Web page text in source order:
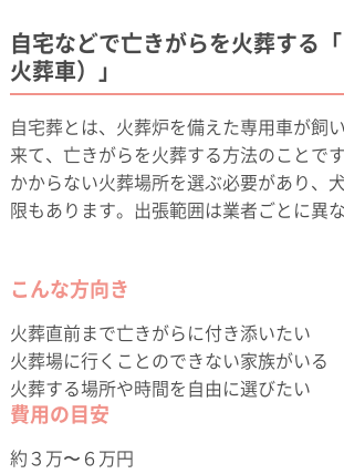
自宅などで亡きがらを火葬する
火葬車）」
自宅葬とは、火葬炉を備えた専用車が飼
来て、亡きがらを火葬する方法のことで
かからない火葬場所を選ぶ必要があり、
限もあります。出張範囲は業者ごとに異な
こんな方向き
火葬直前まで亡きがらに付き添いたい
火葬場に行くことのできない家族がいる
火葬する場所や時間を自由に選びたい
費用の目安
約３万〜６万円